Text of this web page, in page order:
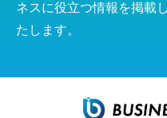
ネスに役立つ情報を掲載
たします。